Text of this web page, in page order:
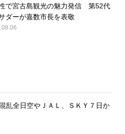
で宮古島観光の魅力発信 第52代
ダーが嘉数市長を表敬
乱全日空やＪＡＬ、ＳＫＹ７日か